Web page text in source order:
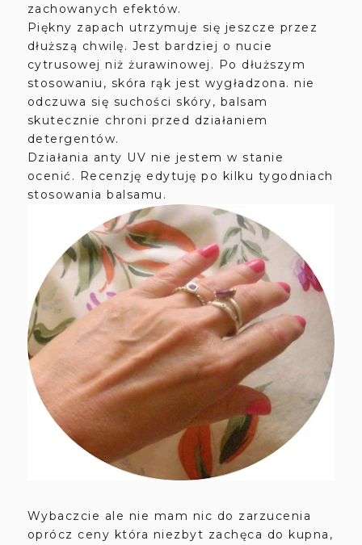
zachowanych efektów.
Piękny zapach utrzymuje się jeszcze przez
dłuższą chwilę. Jest bardziej o nucie
cytrusowej niż żurawinowej. Po dłuższym
stosowaniu, skóra rąk jest wygładzona. nie
odczuwa się suchości skóry, balsam
skutecznie chroni przed działaniem
detergentów.
Działania anty UV nie jestem w stanie
ocenić. Recenzję edytuję po kilku tygodniach
stosowania balsamu.
Wybaczcie ale nie mam nic do zarzucenia
oprócz ceny która niezbyt zachęca do kupna,